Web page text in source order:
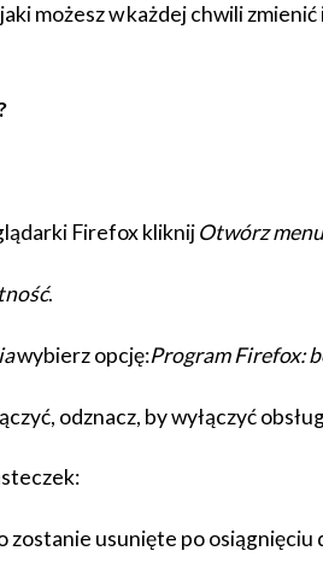
możesz w każdej chwili
Firefox kliknijOtwórz
.
wybierz opcję:Program Firefox:
odznacz, by wyłączyć
zostanie usunięte po